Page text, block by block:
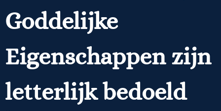
Goddelijke
Eigenschappen zijn
letterlijk bedoeld